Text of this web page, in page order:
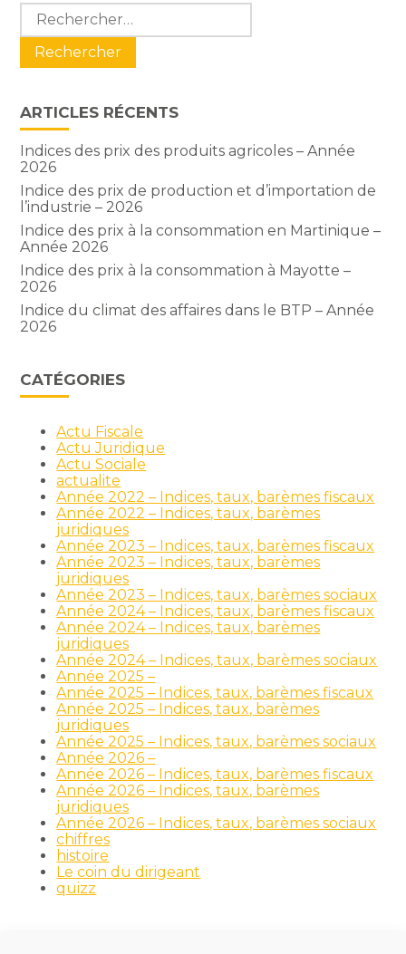
Blog
sidebar
Rechercher :
ARTICLES RÉCENTS
Indices des prix des produits agricoles – Année
2026
Indice des prix de production et d’importation de
l’industrie – 2026
Indice des prix à la consommation en Martinique –
Année 2026
Indice des prix à la consommation à Mayotte –
2026
Indice du climat des affaires dans le BTP – Année
2026
CATÉGORIES
Actu Fiscale
Actu Juridique
Actu Sociale
actualite
Année 2022 – Indices, taux, barèmes fiscaux
Année 2022 – Indices, taux, barèmes
juridiques
Année 2023 – Indices, taux, barèmes fiscaux
Année 2023 – Indices, taux, barèmes
juridiques
Année 2023 – Indices, taux, barèmes sociaux
Année 2024 – Indices, taux, barèmes fiscaux
Année 2024 – Indices, taux, barèmes
juridiques
Année 2024 – Indices, taux, barèmes sociaux
Année 2025 –
Année 2025 – Indices, taux, barèmes fiscaux
Année 2025 – Indices, taux, barèmes
juridiques
Année 2025 – Indices, taux, barèmes sociaux
Année 2026 –
Année 2026 – Indices, taux, barèmes fiscaux
Année 2026 – Indices, taux, barèmes
juridiques
Année 2026 – Indices, taux, barèmes sociaux
chiffres
histoire
Le coin du dirigeant
quizz